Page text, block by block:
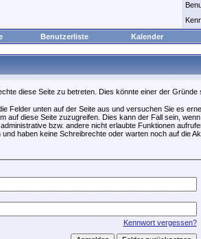
Benutzerliste Kalender
diese Seite zu betreten. Dies könnte einer der Gründe
Felder unten auf der Seite aus und versuchen Sie es
auf diese Seite zuzugreifen. Dies kann der Fall sein,
bzw. andere nicht erlaubte Funktionen
haben keine Schreibrechte oder warten noch auf die
Kennwort vergessen?